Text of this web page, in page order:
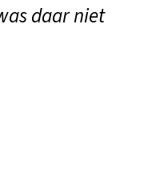
daar niet